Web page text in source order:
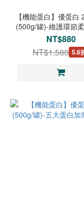
【機能蛋白】優蛋白
(500g/罐)-維護環節
力
NT$880
NT$1,580 5.6